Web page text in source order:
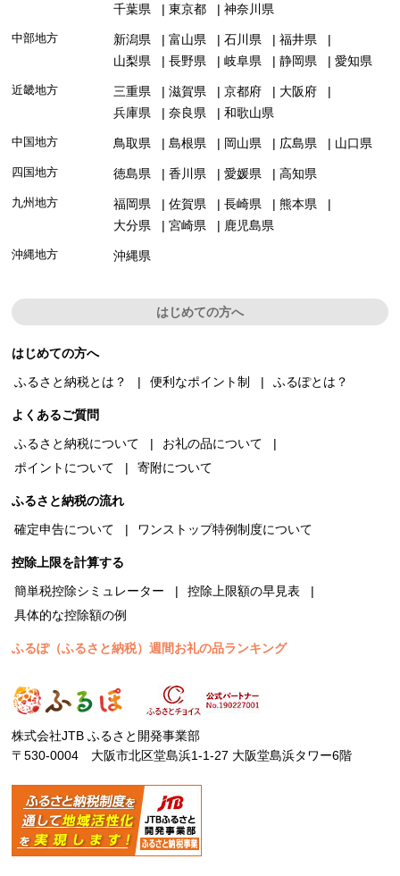
千葉県
東京都 神奈川県
中部地方 新潟県 富山県 石川県
福井県
山梨県
長野県 岐阜県 静岡県 愛知県
近畿地方 三重県 滋賀県 京都府
大阪府
兵庫県
奈良県 和歌山県
中国地方 鳥取県 島根県 岡山県 広島県 山口県
四国地方 徳島県 香川県 愛媛県 高知県
九州地方 福岡県 佐賀県 長崎県
熊本県
大分県
宮崎県 鹿児島県
沖縄地方 沖縄県
はじめての方へ
はじめての方へ
ふるさと納税とは？
便利なポイント制 ふるぽとは？
よくあるご質問
ふるさと納税について
お礼の品について
ポイントについて
寄附について
ふるさと納税の流れ
確定申告について
ワンストップ特例制度について
控除上限を計算する
簡単税控除シミュレーター
控除上限額の早見表
具体的な控除額の例
ふるぽ（ふるさと納税）週間お礼の品ランキング
株式会社JTB ふるさと開発事業部
〒530-0004 大阪市北区堂島浜1-1-27 大阪堂島浜タワー6階